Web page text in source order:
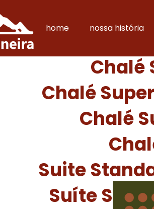
home nossa história
Chalé
Chalé
Chalé
Suite
Suíte